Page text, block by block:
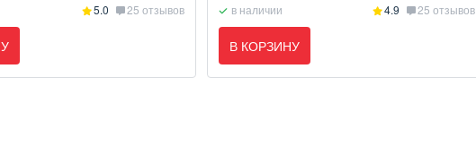
5.0 25 отзывов в наличии 4.9 25 отзывов
В КОРЗИНУ